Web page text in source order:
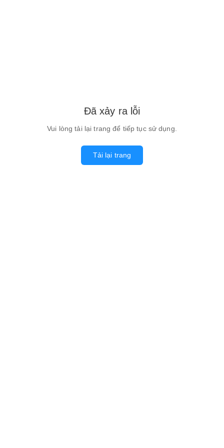
Đã xảy ra lỗi
Vui lòng tải lại trang để tiếp tục sử dụng.
Tải lại trang